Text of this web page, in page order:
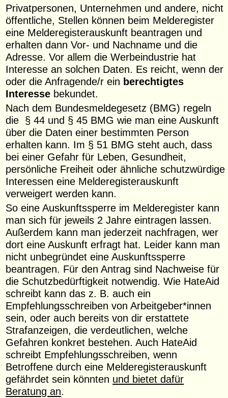
Privatpersonen, Unternehmen und andere, nicht
öffentliche, Stellen können beim Melderegister
eine Melderegisterauskunft beantragen und
erhalten dann Vor- und Nachname und die
Adresse. Vor allem die Werbeindustrie hat
Interesse an solchen Daten. Es reicht, wenn der
oder die Anfragende/r ein berechtigtes
Interesse bekundet.
Nach dem Bundesmeldegesetz (BMG) regeln
die § 44 und § 45 BMG wie man eine Auskunft
über die Daten einer bestimmten Person
erhalten kann. Im § 51 BMG steht auch, dass
bei einer Gefahr für Leben, Gesundheit,
persönliche Freiheit oder ähnliche schutzwürdige
Interessen eine Melderegisterauskunft
verweigert werden kann.
So eine Auskunftssperre im Melderegister kann
man sich für jeweils 2 Jahre eintragen lassen.
Außerdem kann man jederzeit nachfragen, wer
dort eine Auskunft erfragt hat. Leider kann man
nicht unbegründet eine Auskunftssperre
beantragen. Für den Antrag sind Nachweise für
die Schutzbedürftigkeit notwendig. Wie HateAid
schreibt kann das z. B. auch ein
Empfehlungsschreiben von Arbeitgeber*innen
sein, oder auch bereits von dir erstattete
Strafanzeigen, die verdeutlichen, welche
Gefahren konkret bestehen. Auch HateAid
schreibt Empfehlungsschreiben, wenn
Betroffene durch eine Melderegisterauskunft
gefährdet sein könnten und bietet dafür
Beratung an.